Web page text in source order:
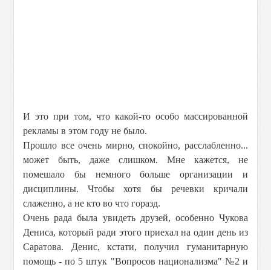
И это при том, что какой-то особо массированной
рекламы в этом году не было.
Прошло все очень мирно, спокойно, расслабленно...
может быть, даже слишком. Мне кажется, не
помешало бы немного больше организации и
дисциплины. Чтобы хотя бы речевки кричали
слаженно, а не кто во что горазд.
Очень рада была увидеть друзей, особенно Чукова
Дениса, который ради этого приехал на один день из
Саратова. Денис, кстати, получил гуманитарную
помощь - по 5 штук "Вопросов национализма" №2 и